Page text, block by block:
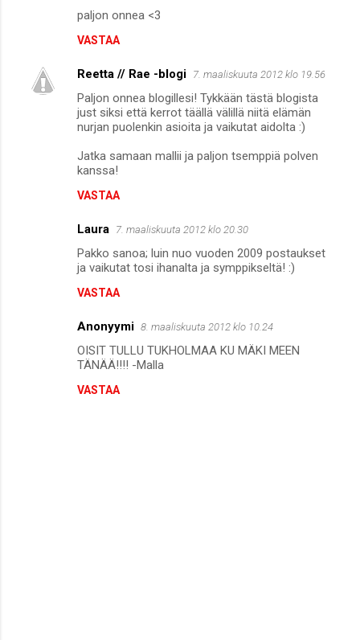
e
paljon onnea <3
VASTAA
Reetta // Rae -blogi 7. maaliskuuta 2012 klo 19.56
Paljon onnea blogillesi! Tykkään tästä blogista
just siksi että kerrot täällä välillä niitä elämän
nurjan puolenkin asioita ja vaikutat aidolta :)
Jatka samaan mallii ja paljon tsemppiä polven
kanssa!
VASTAA
Laura 7. maaliskuuta 2012 klo 20.30
Pakko sanoa; luin nuo vuoden 2009 postaukset
ja vaikutat tosi ihanalta ja symppikseltä! :)
VASTAA
Anonyymi 8. maaliskuuta 2012 klo 10.24
OISIT TULLU TUKHOLMAA KU MÄKI MEEN
TÄNÄÄ!!!! -Malla
VASTAA